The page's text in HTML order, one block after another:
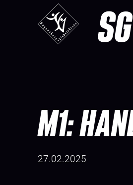
M1:
27.02.2025